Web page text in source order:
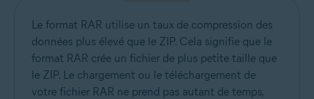
Le format RAR utilise un taux de compression des
données plus élevé que le ZIP. Cela signifie que le
format RAR crée un fichier de plus petite taille que
le ZIP. Le chargement ou le téléchargement de
votre fichier RAR ne prend pas autant de temps,